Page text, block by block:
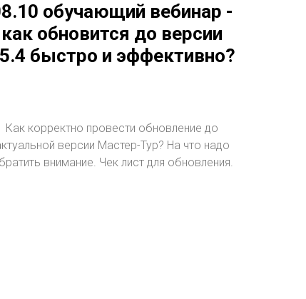
обучающий вебинар -
как обновится до версии
быстро и эффективно?
Как корректно провести обновление до
версии Мастер-Тур? На что надо
внимание. Чек лист для обновления.